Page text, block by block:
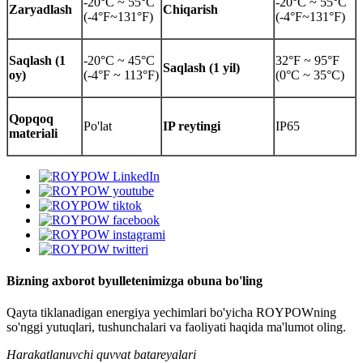
Zaryadlash
(-4°F~131°F)
Chiqarish
(-4°F~131°F)
Saqlash (1
oy)
-20°C ~ 45°C
(-4°F ~ 113°F)
Saqlash (1 yil)
32°F ~ 95°F
(0°C ~ 35°C)
Qopqoq
materiali
Po'lat IP reytingi IP65
Bizning axborot byulletenimizga obuna bo'ling
Qayta tiklanadigan energiya yechimlari bo'yicha ROYPOWning
so'nggi yutuqlari, tushunchalari va faoliyati haqida ma'lumot oling.
Harakatlanuvchi quvvat batareyalari